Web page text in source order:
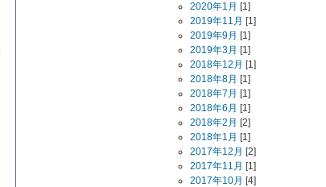
2020年1月 [1]
2019年11月 [1]
2019年9月 [1]
2019年3月 [1]
2018年12月 [1]
2018年8月 [1]
2018年7月 [1]
2018年6月 [1]
2018年2月 [2]
2018年1月 [1]
2017年12月 [2]
2017年11月 [1]
2017年10月 [4]